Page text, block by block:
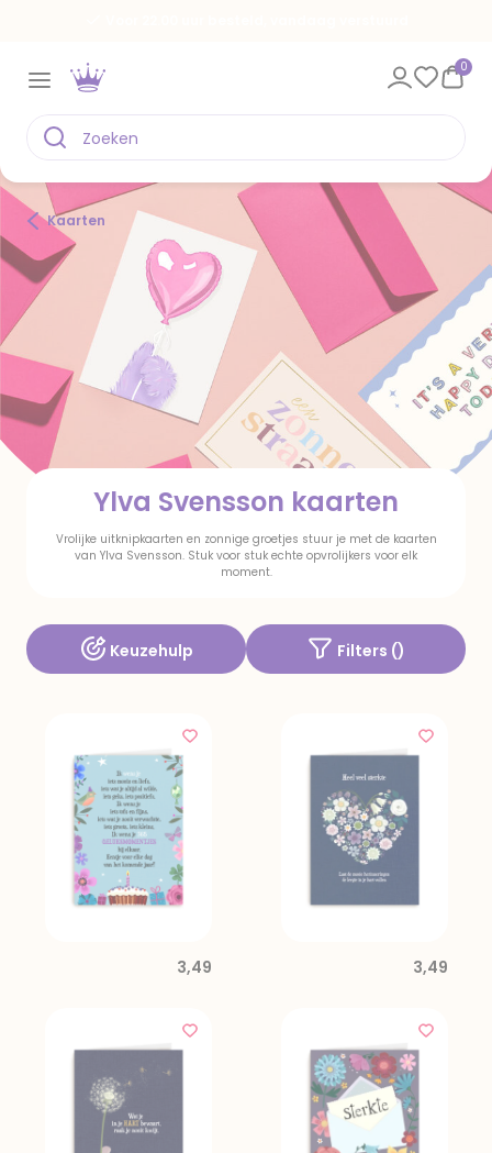
0
Kaarten
Ylva Svensson kaarten
Vrolijke uitknipkaarten en zonnige groetjes stuur je met de kaarten
van Ylva Svensson. Stuk voor stuk echte opvrolijkers voor elk
moment.
Keuzehulp Filters ()
3,49 3,49